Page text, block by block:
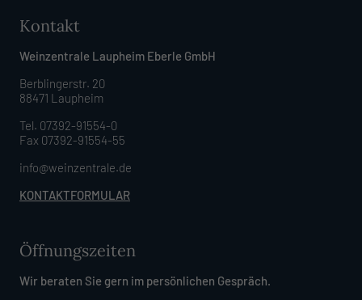
Kontakt
Weinzentrale Laupheim Eberle GmbH
Berblingerstr. 20
88471 Laupheim
Tel. 07392-91554-0
Fax 07392-91554-55
info@weinzentrale.de
KONTAKTFORMULAR
Öffnungszeiten
Wir beraten Sie gern im persönlichen Gespräch.